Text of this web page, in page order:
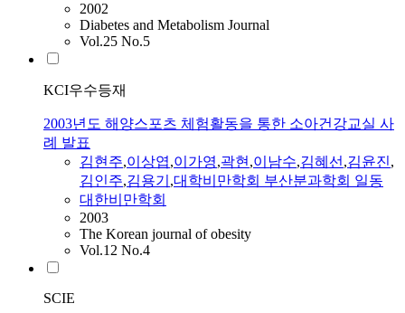
2002
Diabetes and Metabolism Journal
Vol.25 No.5
KCI우수등재
2003년도 해양스포츠 체험활동을 통한 소아건강교실 사
례 발표
김현주,이상엽,이가영,곽현,이남수,김혜선,김윤진,
김인주,김용기 ,대학비만학회 부산분과학회 일동
대한비만학회
2003
The Korean journal of obesity
Vol.12 No.4
SCIE